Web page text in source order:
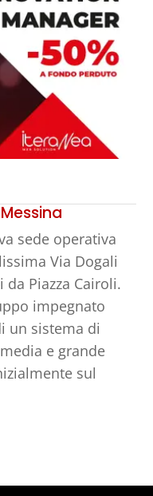
sede operativa
Via Dogali
da Piazza Cairoli.
impegnato
un sistema di
e grande
sul